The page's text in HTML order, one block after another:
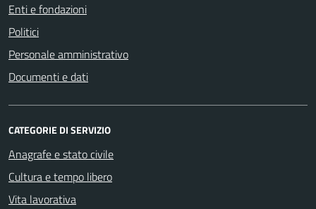
Enti e fondazioni
Politici
Personale amministrativo
Documenti e dati
CATEGORIE DI SERVIZIO
Anagrafe e stato civile
Cultura e tempo libero
Vita lavorativa